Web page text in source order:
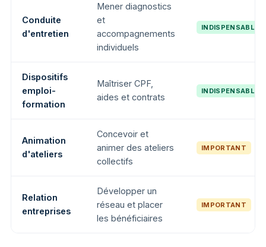
Conduite
d'entretien
Mener diagnostics
et
accompagnements
individuels
INDISPENSABLE
Dispositifs
emploi-
formation
Maîtriser CPF,
aides et contrats
INDISPENSABLE
Animation
d'ateliers
Concevoir et
animer des ateliers
collectifs
IMPORTANT
Relation
entreprises
Développer un
réseau et placer
les bénéficiaires
IMPORTANT